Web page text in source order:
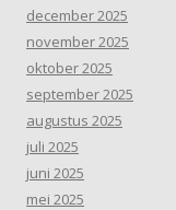
december 2025
november 2025
oktober 2025
september 2025
augustus 2025
juli 2025
juni 2025
mei 2025